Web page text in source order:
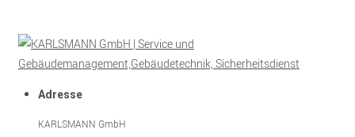
Adresse
KARLSMANN GmbH